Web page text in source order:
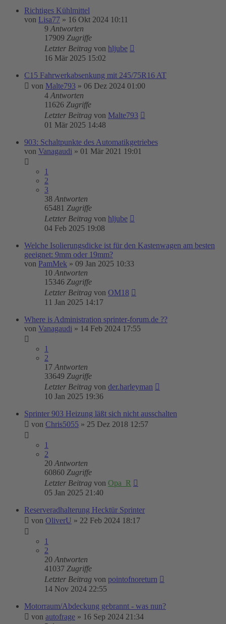
Richtiges Kühlmittel
von Lisa77 » 16 Okt 2024 10:11
9 Antworten
17909 Zugriffe
Letzter Beitrag von hljube
16 Mär 2025 15:02
C15 Fahrwerkabsenkung mit 245/75R16 AT
von Malte793 » 06 Dez 2024 01:00
4 Antworten
11626 Zugriffe
Letzter Beitrag von Malte793
01 Mär 2025 14:48
903: Schaltpunkte des Automatikgetriebes
von Vanagaudi » 01 Mär 2021 19:01
1
2
3
38 Antworten
65481 Zugriffe
Letzter Beitrag von hljube
04 Feb 2025 19:08
Welche Isolierungsdicke ist für den Kastenwagen am besten
geeignet: 9mm oder 19mm?
von PamMek » 09 Jan 2025 10:33
10 Antworten
15346 Zugriffe
Letzter Beitrag von OM18
11 Jan 2025 14:17
Where is Administration sprinter-forum.de ??
von Vanagaudi » 14 Feb 2024 17:55
1
2
17 Antworten
33649 Zugriffe
Letzter Beitrag von der.harleyman
10 Jan 2025 19:36
Sprinter 903 Heizung läßt sich nicht ausschalten
von Chris5055 » 25 Dez 2018 12:57
1
2
20 Antworten
60860 Zugriffe
Letzter Beitrag von Opa_R
05 Jan 2025 21:40
Reserveradhalterung Hecktür Sprinter
von OliverU » 22 Feb 2024 18:17
1
2
20 Antworten
41037 Zugriffe
Letzter Beitrag von pointofnoreturn
14 Nov 2024 22:55
Motorraum/Abdeckung gebrannt - was nun?
von autofrage » 16 Sep 2024 21:34